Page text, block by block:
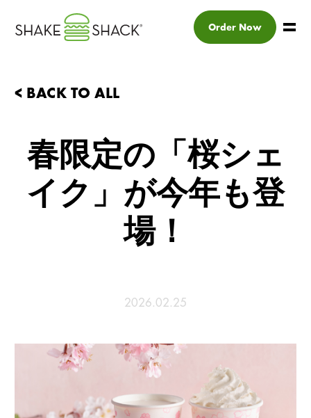
Order Now
< BACK TO ALL
春限定の「桜シェ
イク」が今年も登
場！
2026.02.25